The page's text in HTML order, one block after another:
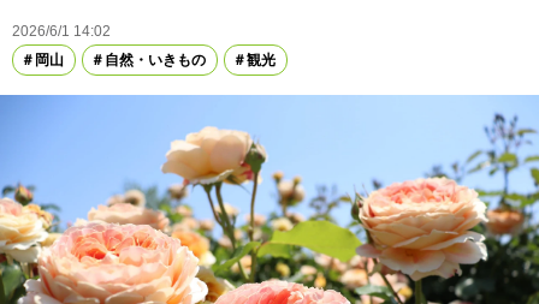
2026/6/1 14:02
岡山
自然・いきもの 観光